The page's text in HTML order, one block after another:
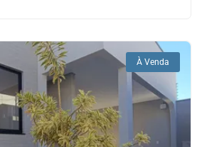
À Venda